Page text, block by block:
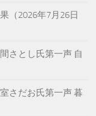
（2026年7月26日
さとし氏第一声 自
さだお氏第一声 暮